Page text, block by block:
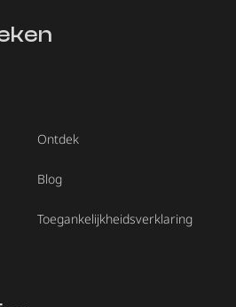
Ontdek
Blog
Toegankelijkheidsverklaring